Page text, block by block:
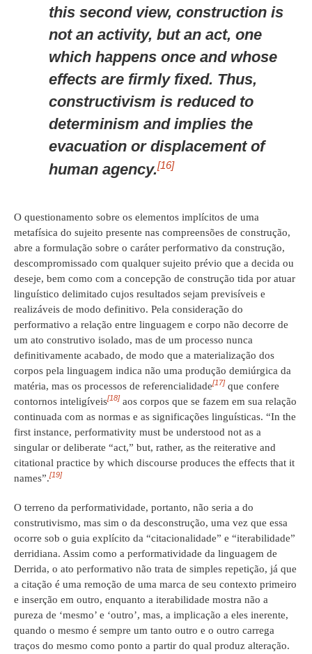
this second view, construction is
not an activity, but an act, one
which happens once and whose
effects are firmly fixed. Thus,
constructivism is reduced to
determinism and implies the
evacuation or displacement of
human agency.[16]
O questionamento sobre os elementos implícitos de uma
metafísica do sujeito presente nas compreensões de construção,
abre a formulação sobre o caráter performativo da construção,
descompromissado com qualquer sujeito prévio que a decida ou
deseje, bem como com a concepção de construção tida por atuar
linguístico delimitado cujos resultados sejam previsíveis e
realizáveis de modo definitivo. Pela consideração do
performativo a relação entre linguagem e corpo não decorre de
um ato construtivo isolado, mas de um processo nunca
definitivamente acabado, de modo que a materialização dos
corpos pela linguagem indica não uma produção demiúrgica da
matéria, mas os processos de referencialidade[17] que confere
contornos inteligíveis[18] aos corpos que se fazem em sua relação
continuada com as normas e as significações linguísticas. “In the
first instance, performativity must be understood not as a
singular or deliberate “act,” but, rather, as the reiterative and
citational practice by which discourse produces the effects that it
names”.[19]
O terreno da performatividade, portanto, não seria a do
construtivismo, mas sim o da desconstrução, uma vez que essa
ocorre sob o guia explícito da “citacionalidade” e “iterabilidade”
derridiana. Assim como a performatividade da linguagem de
Derrida, o ato performativo não trata de simples repetição, já que
a citação é uma remoção de uma marca de seu contexto primeiro
e inserção em outro, enquanto a iterabilidade mostra não a
pureza de ‘mesmo’ e ‘outro’, mas, a implicação a eles inerente,
quando o mesmo é sempre um tanto outro e o outro carrega
traços do mesmo como ponto a partir do qual produz alteração.